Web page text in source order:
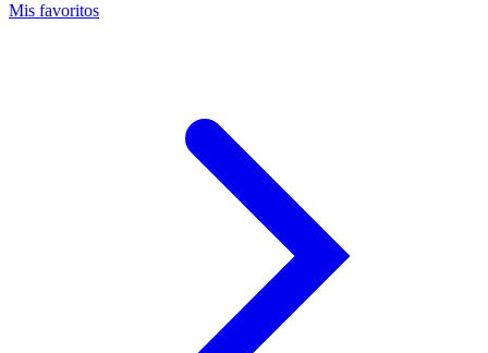
Mis favoritos